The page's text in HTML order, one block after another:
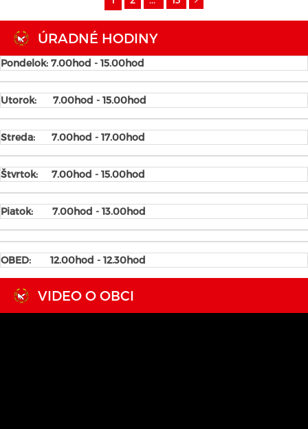
ÚRADNÉ HODINY
Pondelok: 7.00hod - 15.00hod
Utorok: 7.00hod - 15.00hod
Streda: 7.00hod - 17.00hod
Štvrtok: 7.00hod - 15.00hod
Piatok: 7.00hod - 13.00hod
OBED: 12.00hod - 12.30hod
VIDEO O OBCI